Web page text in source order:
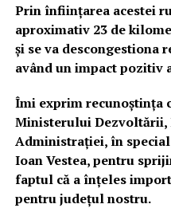
Prin înființarea acestei
aproximativ 23 de
și se va descongestiona
având un impact
Îmi exprim recunoștința
Ministerului Dezvoltării,
Administrației, în
Ioan Vestea, pentru
faptul că a înțeles
pentru județul nostru.